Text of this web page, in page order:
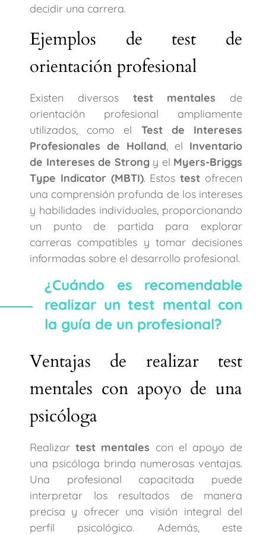
decidir una carrera.
Ejemplos de test de
orientación profesional
Existen diversos test mentales de
orientación profesional ampliamente
utilizados, como el Test de Intereses
Profesionales de Holland, el Inventario
de Intereses de Strongy el Myers-Briggs
Type Indicator (MBTI). Estostest ofrecen
una comprensión profunda de los intereses
y habilidades individuales, proporcionando
un punto de partida para explorar
carreras compatibles y tomar decisiones
informadas sobre el desarrollo profesional.
¿Cuándo es recomendable
realizar un test mental con
la guía de un profesional?
Ventajas de realizar test
mentales con apoyo de una
psicóloga
Realizartest mentales con el apoyo de
una psicóloga brinda numerosas ventajas.
Una profesional capacitada puede
interpretar los resultados de manera
precisa y ofrecer una visión integral del
perfil psicológico. Además, este